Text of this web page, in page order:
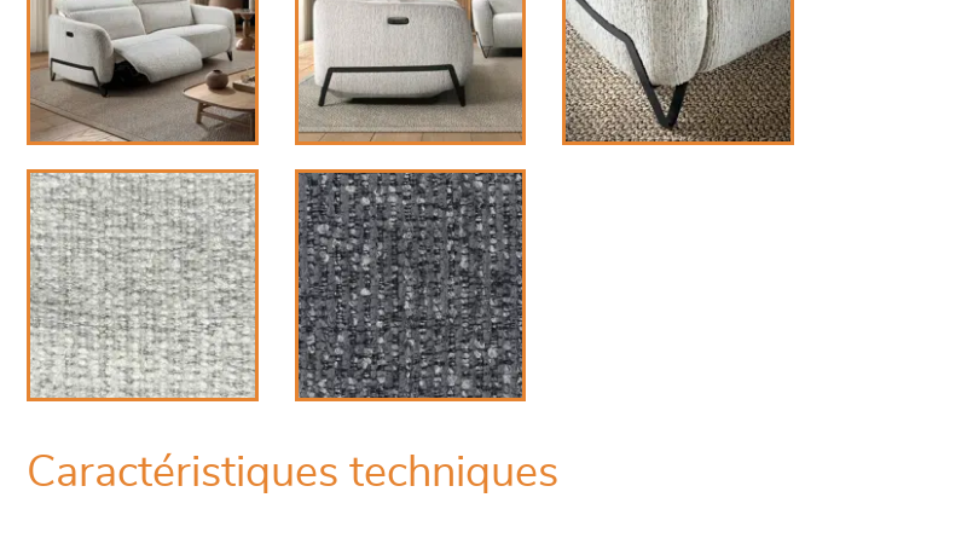
Caractéristiques techniques